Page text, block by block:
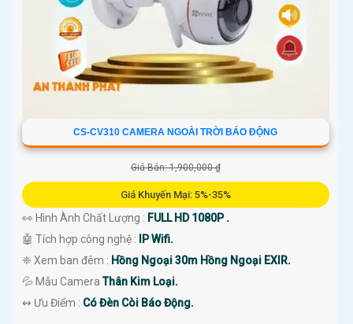
CS-CV310 CAMERA NGOÀI TRỜI BÁO ĐỘNG
Giá Bán: 1,900,000 ₫
Giá Khuyến Mại: 5%-35%
👀 Hình Ành Chất Lượng : FULL HD 1080P .
🤖️ Tích hợp công nghệ :
IP Wifi.
❈ Xem ban đêm : Hồng Ngoại 30m Hồng Ngoại EXIR.
💦 Mẫu CameraThân Kim Loại.
️↭ Ưu Điểm : Có Đèn Còi Báo Động.